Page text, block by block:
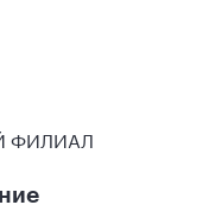
ФИЛИАЛ